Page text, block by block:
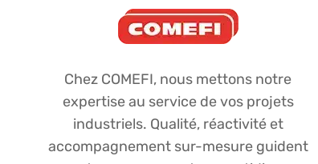
Chez COMEFI, nous mettons notre
expertise au service de vos projets
industriels. Qualité, réactivité et
accompagnement sur-mesure guident